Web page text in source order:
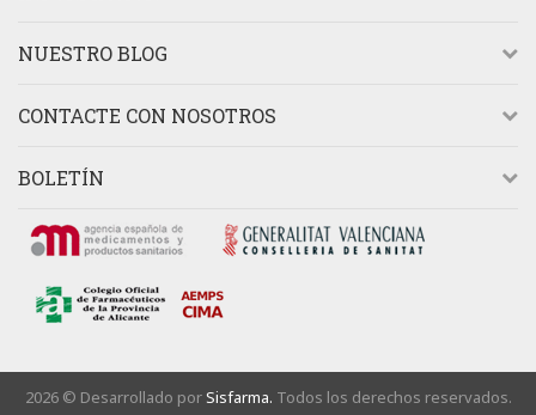
NUESTRO BLOG
CONTACTE CON NOSOTROS
BOLETÍN
2026 © Desarrollado porSisfarma. Todos los derechos reservados.